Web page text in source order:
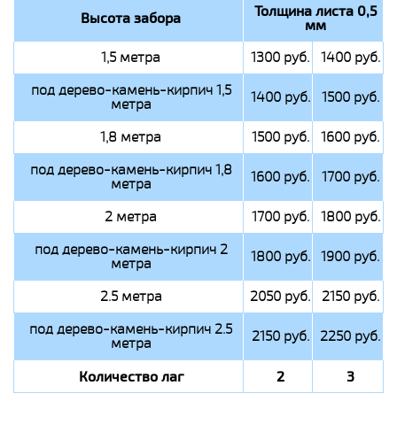
Высота забора Толщина листа 0,5
мм
1,5 метра 1300 руб.
1400 руб.
под дерево-камень-кирпич 1,5
метра 1400 руб. 1500 руб.
1,8 метра 1500 руб.
1600 руб.
под дерево-камень-кирпич 1,8
метра 1600 руб. 1700 руб.
2 метра 1700 руб.
1800 руб.
под дерево-камень-кирпич 2
метра 1800 руб. 1900 руб.
2.5 метра 2050 руб.
2150 руб.
под дерево-камень-кирпич 2.5
метра 2150 руб. 2250 руб.
Количество лаг 2 3